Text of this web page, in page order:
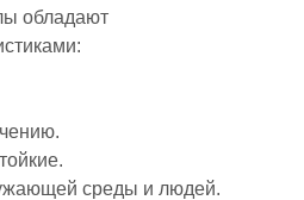
обладают
среды и людей.